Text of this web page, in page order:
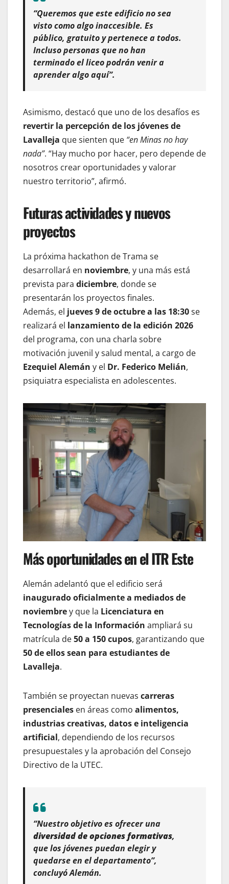
“Queremos que este edificio no sea
visto como algo inaccesible. Es
público, gratuito y pertenece a todos.
Incluso personas que no han
terminado el liceo podrán venir a
aprender algo aquí”.
Asimismo, destacó que uno de los desafíos es
revertir la percepción de los jóvenes de
Lavalleja que sienten que “en Minas no hay
nada”. “Hay mucho por hacer, pero depende de
nosotros crear oportunidades y valorar
nuestro territorio”, afirmó.
Futuras actividades y nuevos
proyectos
La próxima hackathon de Trama se
desarrollará en noviembre, y una más está
prevista para diciembre, donde se
presentarán los proyectos finales.
Además, el jueves 9 de octubre a las 18:30se
realizará el lanzamiento de la edición 2026
del programa, con una charla sobre
motivación juvenil y salud mental, a cargo de
Ezequiel Alemán y el Dr. Federico Melián,
psiquiatra especialista en adolescentes.
Más oportunidades en el ITR Este
Alemán adelantó que el edificio será
inaugurado oficialmente a mediados de
noviembrey que la Licenciatura en
Tecnologías de la Información ampliará su
matrícula de50 a 150 cupos, garantizando que
50 de ellos sean para estudiantes de
Lavalleja.
También se proyectan nuevas carreras
presenciales en áreas como alimentos,
industrias creativas, datos e inteligencia
artificial, dependiendo de los recursos
presupuestales y la aprobación del Consejo
Directivo de la UTEC.
“Nuestro objetivo es ofrecer una
diversidad de opciones formativas,
que los jóvenes puedan elegir y
quedarse en el departamento”,
concluyó Alemán.